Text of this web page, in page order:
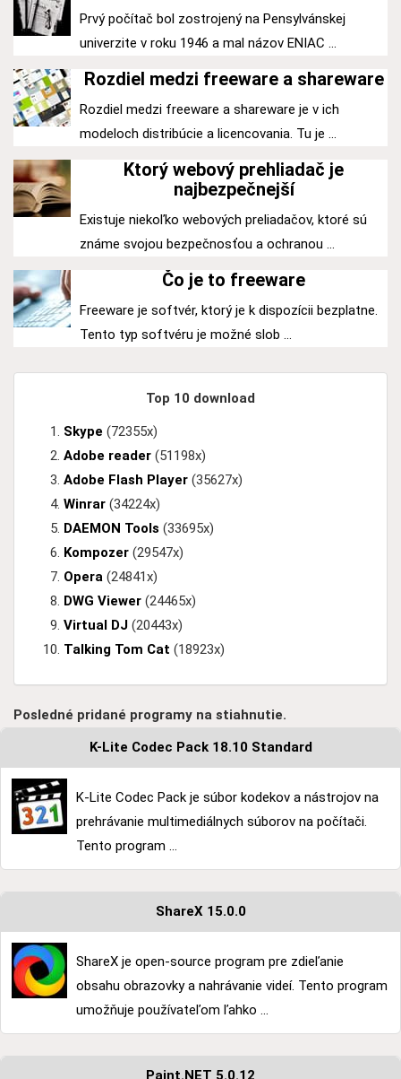
Prvý počítač bol zostrojený na Pensylvánskej
univerzite v roku 1946 a mal názov ENIAC ...
Rozdiel medzi freeware a shareware
Rozdiel medzi freeware a shareware je v ich
modeloch distribúcie a licencovania. Tu je ...
Ktorý webový prehliadač je
najbezpečnejší
Existuje niekoľko webových preliadačov, ktoré sú
známe svojou bezpečnosťou a ochranou ...
Čo je to freeware
Freeware je softvér, ktorý je k dispozícii bezplatne.
Tento typ softvéru je možné slob ...
Top 10 download
Skype (72355x)
Adobe reader (51198x)
Adobe Flash Player (35627x)
Winrar (34224x)
DAEMON Tools (33695x)
Kompozer (29547x)
Opera (24841x)
DWG Viewer (24465x)
Virtual DJ (20443x)
Talking Tom Cat (18923x)
Posledné pridané programy na stiahnutie.
K-Lite Codec Pack 18.10 Standard
K-Lite Codec Pack je súbor kodekov a nástrojov na
prehrávanie multimediálnych súborov na počítači.
Tento program ...
ShareX 15.0.0
ShareX je open-source program pre zdieľanie
obsahu obrazovky a nahrávanie videí. Tento program
umožňuje používateľom ľahko ...
Paint.NET 5.0.12